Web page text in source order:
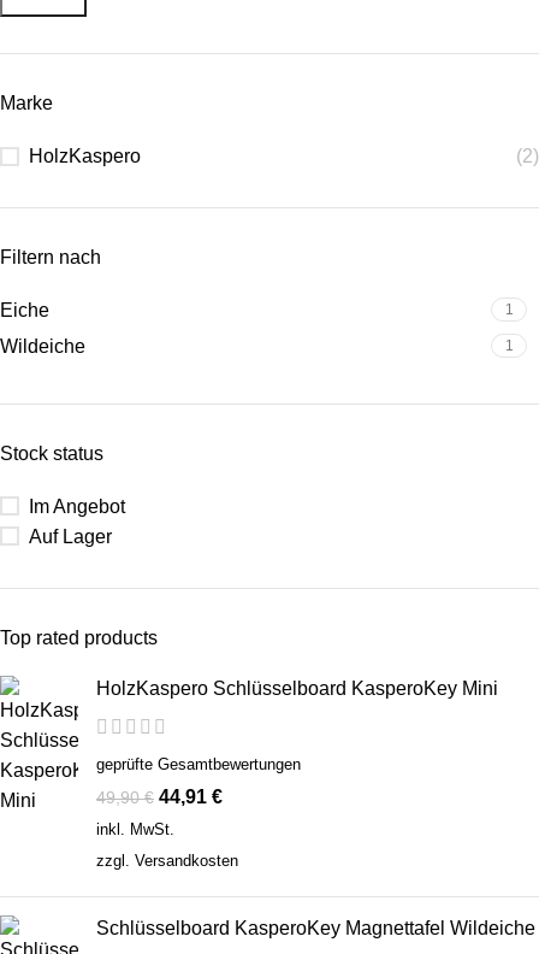
Marke
HolzKaspero (2)
Filtern nach
Eiche 1
Wildeiche 1
Stock status
Im Angebot
Auf Lager
Top rated products
HolzKaspero Schlüsselboard KasperoKey Mini
geprüfte Gesamtbewertungen
49,90€ 44,91 €
inkl. MwSt.
zzgl. Versandkosten
Schlüsselboard KasperoKey Magnettafel Wildeiche